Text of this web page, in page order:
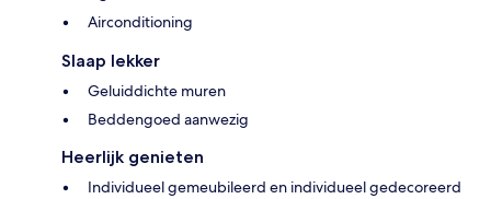
Airconditioning
Slaap lekker
Geluiddichte muren
Beddengoed aanwezig
Heerlijk genieten
Individueel gemeubileerd en individueel gedecoreerd